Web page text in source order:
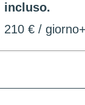
incluso.
210 € /